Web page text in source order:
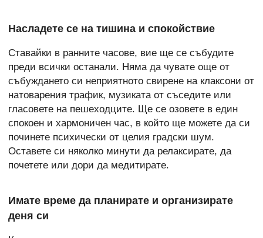
Насладете се на тишина и спокойствие
Ставайки в ранните часове, вие ще се събудите
преди всички останали. Няма да чувате още от
събуждането си неприятното свирене на клаксони от
натоварения трафик, музиката от съседите или
гласовете на пешеходците. Ще се озовете в един
спокоен и хармоничен час, в който ще можете да си
починете психически от целия градски шум.
Оставете си няколко минути да релаксирате, да
почетете или дори да медитирате.
Имате време да планирате и организирате
деня си